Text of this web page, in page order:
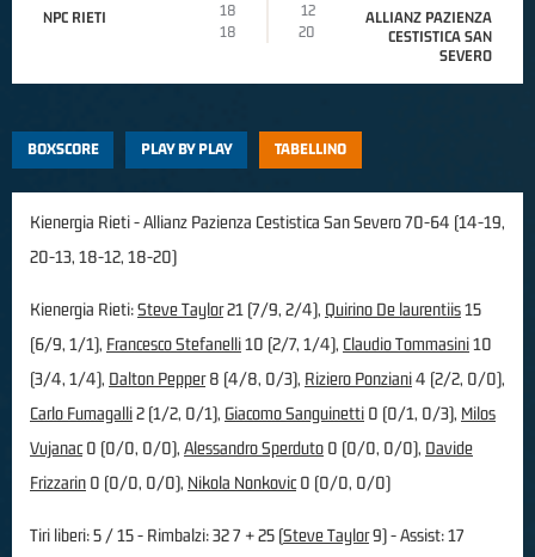
NPC RIETI
18
12
18
20
ALLIANZ PAZIENZA
CESTISTICA SAN
SEVERO
BOXSCORE PLAY BY PLAY TABELLINO
Kienergia Rieti - Allianz Pazienza Cestistica San Severo 70-64 (14-19,
20-13, 18-12, 18-20)
Kienergia Rieti:Steve Taylor21 (7/9, 2/4), Quirino De laurentiis15
(6/9, 1/1), Francesco Stefanelli10 (2/7, 1/4), Claudio Tommasini10
(3/4, 1/4), Dalton Pepper8 (4/8, 0/3), Riziero Ponziani4 (2/2, 0/0),
Carlo Fumagalli2 (1/2, 0/1), Giacomo Sanguinetti 0 (0/1, 0/3), Milos
Vujanac0 (0/0, 0/0), Alessandro Sperduto 0 (0/0, 0/0), Davide
Frizzarin 0 (0/0, 0/0), Nikola Nonkovic0 (0/0, 0/0)
Tiri liberi: 5 / 15 - Rimbalzi: 32 7 + 25 (Steve Taylor9) - Assist: 17